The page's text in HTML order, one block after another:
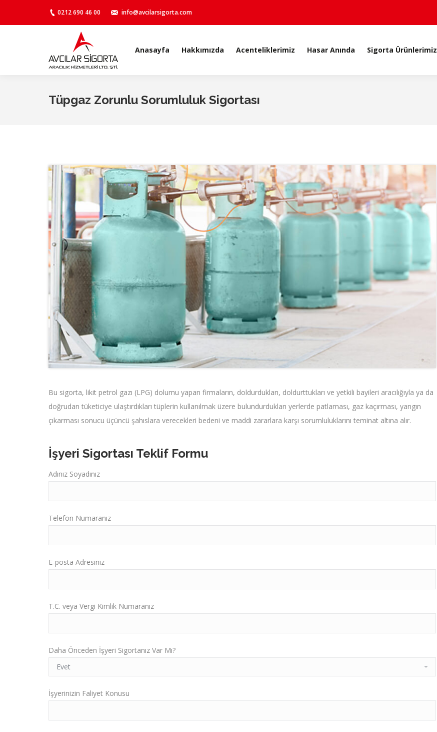
0212 690 46 00 info@avcilarsigorta.com
Anasayfa Hakkımızda Acenteliklerimiz Hasar Anında Sigorta Ürünlerimiz
Tüpgaz Zorunlu Sorumluluk Sigortası
Bu sigorta, likit petrol gazı (LPG) dolumu yapan firmaların, doldurdukları, doldurttukları ve yetkili bayileri aracılığıyla ya da
doğrudan tüketiciye ulaştırdıkları tüplerin kullanılmak üzere bulundurdukları yerlerde patlaması, gaz kaçırması, yangın
çıkarması sonucu üçüncü şahıslara verecekleri bedeni ve maddi zararlara karşı sorumluluklarını teminat altına alır.
İşyeri Sigortası Teklif Formu
Adınız Soyadınız
Telefon Numaranız
E-posta Adresiniz
T.C. veya Vergi Kimlik Numaranız
Daha Önceden İşyeri Sigortanız Var Mı?
İşyerinizin Faliyet Konusu
Anasayfa Hakkımızda